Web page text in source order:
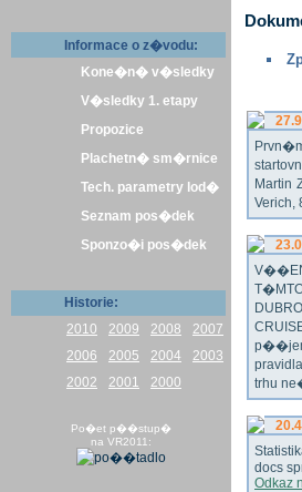
Informace o z�vodu:
Kone�n� v�sledky
V�sledky 1. etapy
Propozice
Plachetn� sm�rnice
Tech. parametry lod�
Seznam pos�dek
Sponzo�i pos�dek
Historie:
2010
2009 2008
2007
2006
2005 2004
2003
2002
2001 2000
Po�et p��stup�
na VR2011:
Martin
trhu
docs
Odkaz